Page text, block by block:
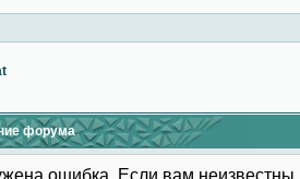
форума
ошибка. Если вам